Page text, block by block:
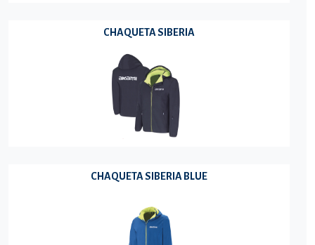
CHAQUETA SIBERIA
CHAQUETA SIBERIA BLUE